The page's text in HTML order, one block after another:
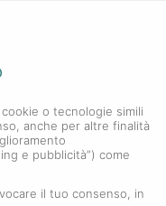
o tecnologie simili
anche per altre finalità
e pubblicità”) come
il tuo consenso, in